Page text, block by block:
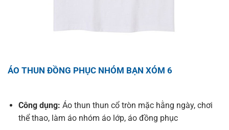
ÁO THUN ĐỒNG PHỤC NHÓM BẠN XÓM 6
Công dụng: Áo thun thun cổ tròn mặc hằng ngày, chơi
thể thao, làm áo nhóm áo lớp, áo đồng phục